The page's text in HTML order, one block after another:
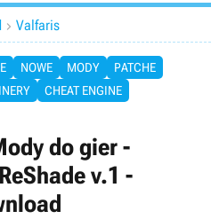
 Valfaris
NOWE MODY
PATCHE
CHEAT ENGINE
do gier -
v.1 -